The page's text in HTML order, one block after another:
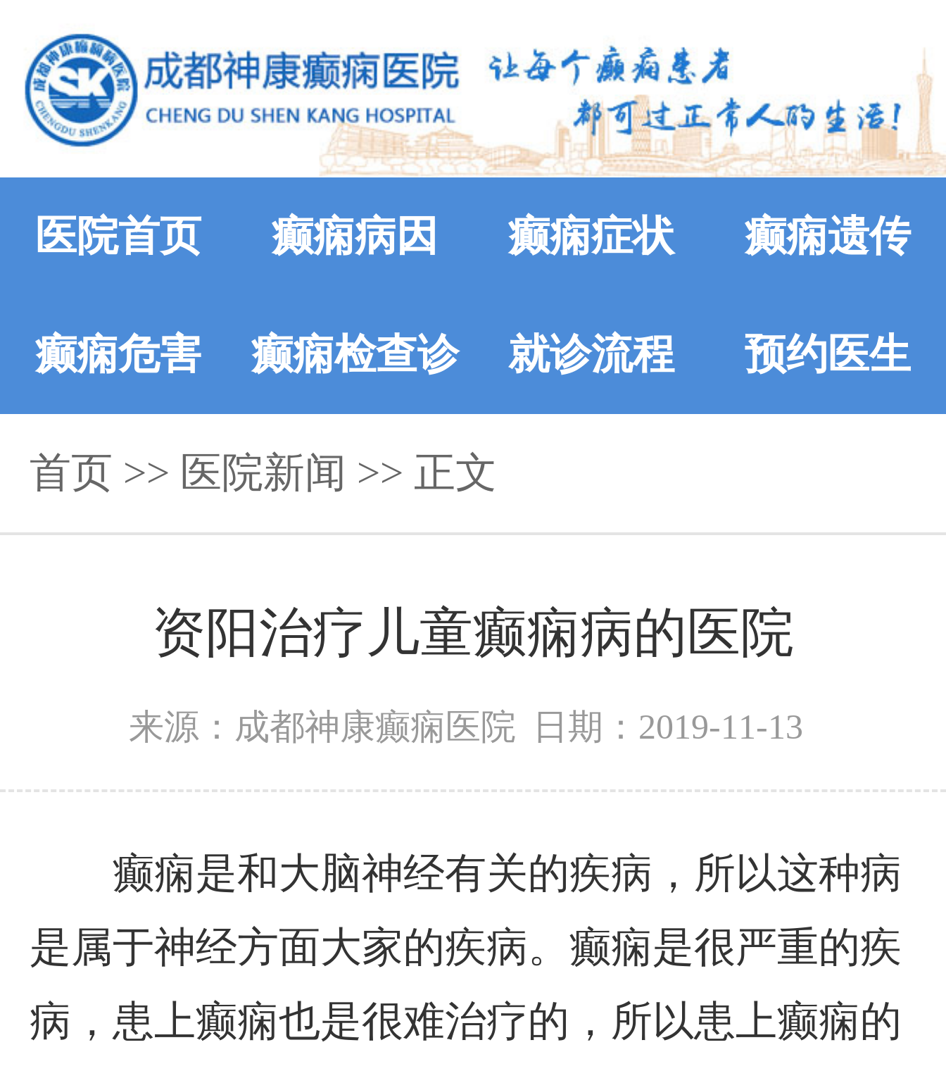
医院首页 癫痫病因 癫痫症状 癫痫遗传
癫痫危害 癫痫检查诊
断
就诊流程 预约医生
首页 >> 医院新闻 >> 正文
资阳治疗儿童癫痫病的医院
来源：成都神康癫痫医院 日期：2019-11-13
癫痫是和大脑神经有关的疾病，所以这种病
是属于神经方面大家的疾病。癫痫是很严重的疾
病，患上癫痫也是很难治疗的，所以患上癫痫的